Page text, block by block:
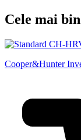
Cele mai
Cooper&Hunter